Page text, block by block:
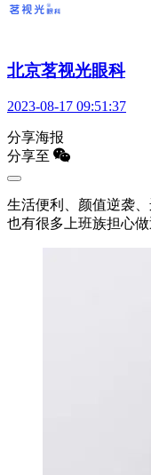
北京茗视光眼科
2023-08-17 09:51:37
分享海报
分享至
生活便利、颜值逆袭
也有很多上班族担心